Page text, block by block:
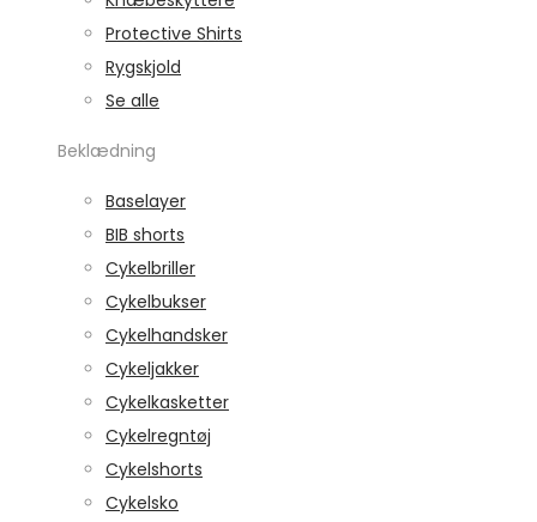
Protective Shirts
Rygskjold
Se alle
Beklædning
Baselayer
BIB shorts
Cykelbriller
Cykelbukser
Cykelhandsker
Cykeljakker
Cykelkasketter
Cykelregntøj
Cykelshorts
Cykelsko